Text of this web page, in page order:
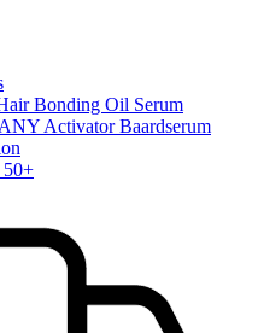
Bonding Oil Serum
Activator Baardserum
50+